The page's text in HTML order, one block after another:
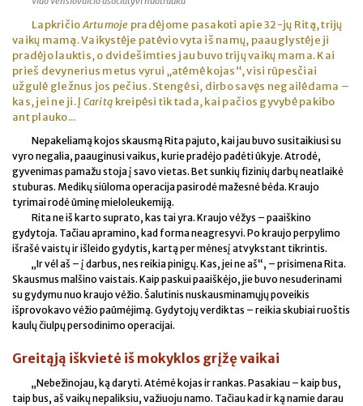
LapkričioArtumoje pradėjome pasakoti apie 32-jų Ritą, trijų
vaikų mamą. Vaikystėje patėvio vyta iš namų, paauglystėje ji
pradėjo lauktis, o dvidešimties jau buvo trijų vaikų mama. Kai
prieš devynerius metus vyrui „atėmė kojas“, visi rūpesčiai
užgulė gležnus jos pečius. Stengėsi, dirbo savęs negailėdama –
kas, jei ne ji. Į Caritą kreipėsi tik tada, kai pačios gyvybė pakibo
ant plauko...
Nepakeliamą kojos skausmą Rita pajuto, kai jau buvo susitaikiusi su
vyro negalia, paauginusi vaikus, kurie pradėjo padėti ūkyje. Atrodė,
gyvenimas pamažu stoja į savo vietas. Bet sunkių fizinių darbų neatlaikė
stuburas. Medikų siūloma operacija pasirodė mažesnė bėda. Kraujo
tyrimai rodė ūminę mieloleukemiją.
Rita ne iš karto suprato, kas tai yra. Kraujo vėžys – paaiškino
gydytoja. Tačiau apramino, kad forma neagresyvi. Po kraujo perpylimo
išrašė vaistų ir išleido gydytis, kartą per mėnesį atvykstant tikrintis.
„Ir vėl aš – į darbus, nes reikia pinigų. Kas, jei ne aš“, – prisimena Rita.
Skausmus malšino vaistais. Kaip paskui paaiškėjo, jie buvo nesuderinami
su gydymu nuo kraujo vėžio. Šalutinis nuskausminamųjų poveikis
išprovokavo vėžio paūmėjimą. Gydytojų verdiktas – reikia skubiai ruoštis
kaulų čiulpų persodinimo operacijai.
Greitąją iškvietė iš mokyklos grįžę vaikai
„Nebežinojau, ką daryti. Atėmė kojas ir rankas. Pasakiau – kaip bus,
taip bus, aš vaikų nepaliksiu, važiuoju namo. Tačiau kad ir ką namie darau